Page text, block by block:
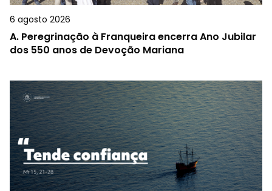
6 agosto 2026
A. Peregrinação à Franqueira encerra Ano Jubilar
dos 550 anos de Devoção Mariana